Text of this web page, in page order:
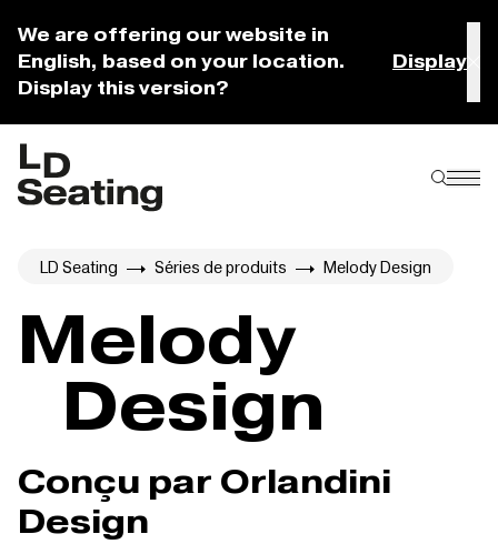
We are offering our website in
English, based on your location.
Display this version?
Display
LD Seating Séries de produits Melody Design
Melody
Design
Conçu par Orlandini
Design